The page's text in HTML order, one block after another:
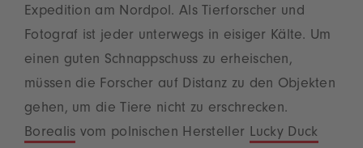
Expedition am Nordpol. Als Tierforscher und
Fotograf ist jeder unterwegs in eisiger Kälte. Um
einen guten Schnappschuss zu erheischen,
müssen die Forscher auf Distanz zu den Objekten
gehen, um die Tiere nicht zu erschrecken.
Borealis vom polnischen Hersteller Lucky Duck